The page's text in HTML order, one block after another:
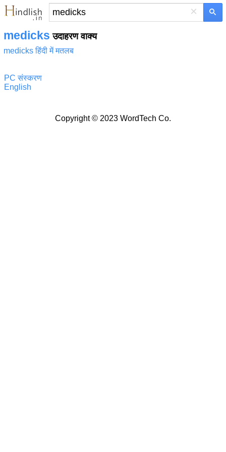
×
medicks उदाहरण वाक्य
medicks हिंदी में मतलब
PC संस्करण
English
Copyright © 2023 WordTech Co.